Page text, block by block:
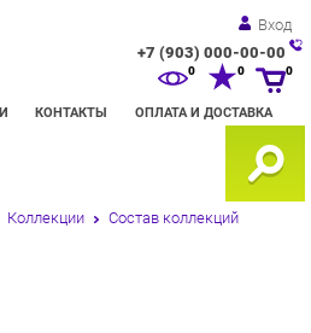
Вход
+7 (903) 000-00-00
КОНТАКТЫ ОПЛАТА И ДОСТАВКА
0 0
Коллекции Состав коллекций